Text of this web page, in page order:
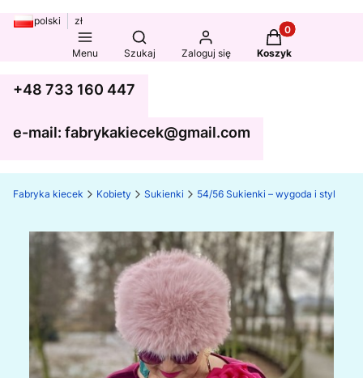
polski zł
Menu
Otwórz wyszukiwarkę
Szukaj Zaloguj się
Produkty w
Koszyk
+48 733 160 447
e-mail: fabrykakiecek@gmail.com
Fabryka kiecek Kobiety Sukienki 54/56 Sukienki – wygoda i styl